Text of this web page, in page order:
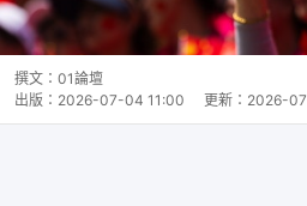
撰文： 01論壇
出版： 2026-07-04 11:00 更新： 2026-